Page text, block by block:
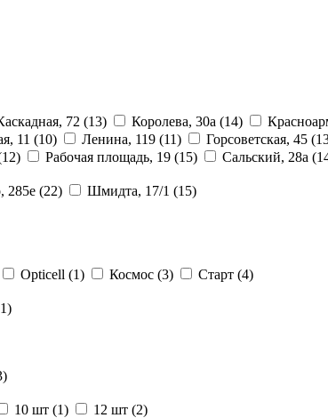
72 (13) Королева, 30а (14)
11 (10) Ленина, 119 (11) Горсоветская, 45
Рабочая площадь, 19 (15) Сальский, 28a
285е (22) Шмидта, 17/1 (15)
Opticell (1) Космос (3) Старт (4)
10 шт (1) 12 шт (2)